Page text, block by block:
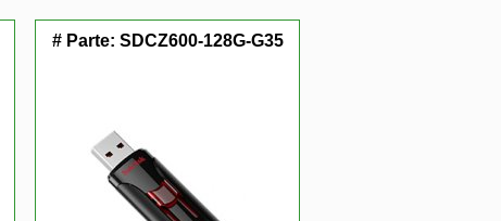
# Parte: SDCZ600-128G-G35